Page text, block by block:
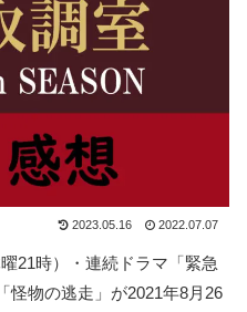
2023.05.16 2022.07.07
21時）・連続ドラマ「緊急
怪物の逃走」が2021年8月26